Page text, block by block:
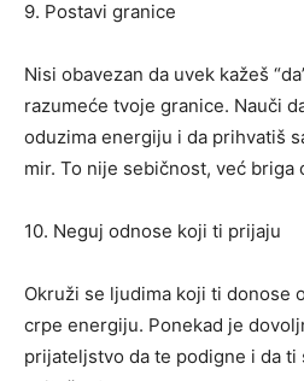
9. Postavi granice
Nisi obavezan da uvek kažeš
razumeće tvoje granice. Nauči
oduzima energiju i da prihvatiš
mir. To nije sebičnost, već briga
10. Neguj odnose koji ti prijaju
Okruži se ljudima koji ti donose
crpe energiju. Ponekad je
prijateljstvo da te podigne i da ti